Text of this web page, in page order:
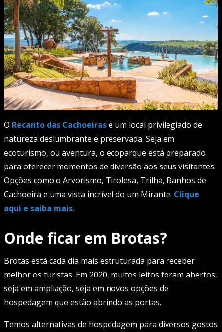
O Recanto das Cachoeirasé um local privilegiado de
natureza deslumbrante e preservada. Seja em
ecoturismo, ou aventura, o ecoparque está preparado
para oferecer momentos de diversão aos seus visitantes.
Opções como o Arvorismo, Tirolesa, Trilha, Banhos de
Cachoeira e uma vista incrível do um Mirante. Clique
aqui e saiba mais.
Onde ficar em Brotas?
Brotas está cada dia mais estruturada para receber
melhor os turistas. Em 2020, muitos leitos foram abertos,
seja em ampliação, seja em novos opções de
hospedagem que estão abrindo as portas.
Temos alternativas de hospedagem para diversos gostos